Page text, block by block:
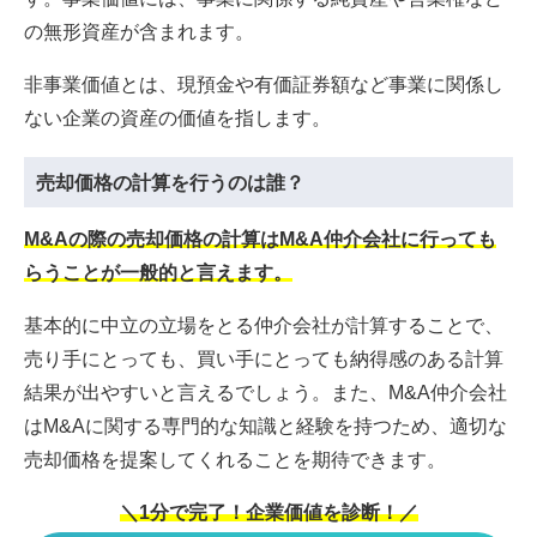
の無形資産が含まれます。
非事業価値とは、現預金や有価証券額など事業に関係し
ない企業の資産の価値を指します。
売却価格の計算を行うのは誰？
M&Aの際の売却価格の計算はM&A仲介会社に行っても
らうことが一般的と言えます。
基本的に中立の立場をとる仲介会社が計算することで、
売り手にとっても、買い手にとっても納得感のある計算
結果が出やすいと言えるでしょう。また、M&A仲介会社
はM&Aに関する専門的な知識と経験を持つため、適切な
売却価格を提案してくれることを期待できます。
＼1分で完了！企業価値を診断！／